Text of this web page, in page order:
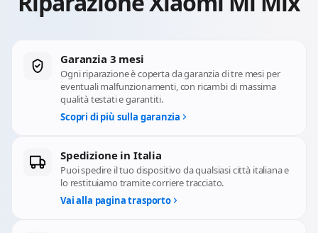
Garanzia 3 mesi
Ogni riparazione è coperta da garanzia di tre mesi per
eventuali malfunzionamenti, con ricambi di massima
qualità testati e garantiti.
Scopri di più sulla garanzia
Spedizione in Italia
Puoi spedire il tuo dispositivo da qualsiasi città italiana e
lo restituiamo tramite corriere tracciato.
Vai alla pagina trasporto